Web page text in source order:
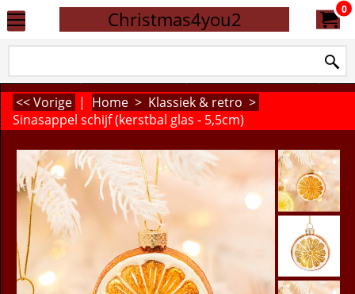
Christmas4you2 0
<< Vorige | Home > Klassiek & retro >
Sinasappel schijf (kerstbal glas - 5,5cm)